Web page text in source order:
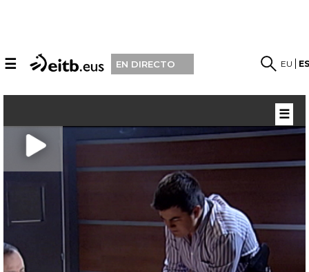
☰ EN DIRECTO EU
☰